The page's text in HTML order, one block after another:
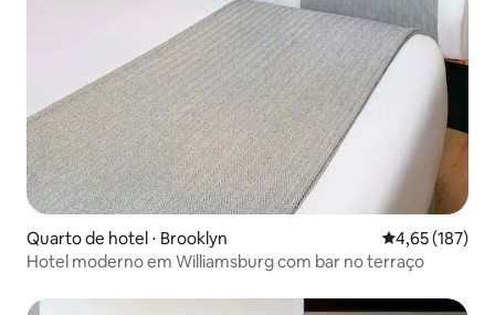
Quarto de hotel ⋅ Brooklyn 4,65 de uma
4,65 (187)
Hotel moderno em Williamsburg com bar no terraço